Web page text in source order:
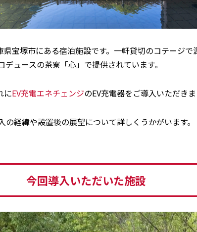
宝塚市にある宿泊施設です。一軒貸切のコテージ
ュースの茶寮「心」で提供されています。
にEV充電エネチェンジのEV充電器をご導入いただき
経緯や設置後の展望について詳しくうかがいます。
今回導入いただいた施設